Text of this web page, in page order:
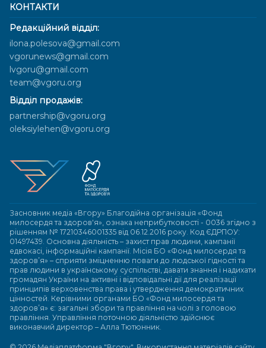
КОНТАКТИ
Редакційний відділ:
ilona.polesova@gmail.com
vgorunews@gmail.com
lvgoru@gmail.com
team@vgoru.org
Відділ продажів:
partnership@vgoru.org
oleksiylehen@vgoru.org
Засновник медіа «Вгору» Благодійна організація «Фонд
милосердя та здоров'я», ознака неприбутковості - 0036 згідно з
рішенням № 17210346001335 від 06.12.2016 року. Код ЄДРПОУ:
01497439. Основна діяльність – захист прав людини, кампанії
едвокасі, інформаційні кампанії. Місія БО «Фонд милосердя та
здоров’я» – сприяти зміцненню поваги до людської гідності та
прав людини в українському суспільстві, давати знання і надихати
громадян України на активні і відповідальні дії для реалізації
принципів верховенства права і утвердження демократичних
цінностей. Керівними органами БО «Фонд милосердя та
здоров’я» є: загальні збори та правління на чолі з головою
правління. Управління поточною діяльністю здійснює
виконавчий директор – Алла Тютюнник.